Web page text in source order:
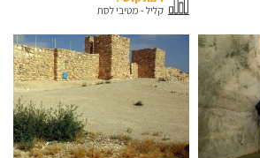
קליל - מטיבי לסת